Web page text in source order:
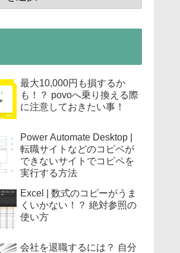
最大10,000円も損するか
も！？ povoへ乗り換える際
に注意しておきたい事！
Power Automate Desktop |
転職サイトなどのコピペが
できないサイトでコピペを
実行する方法
Excel | 数式のコピーがうま
くいかない！？ 絶対参照の
使い方
会社を退職するには？ 自分